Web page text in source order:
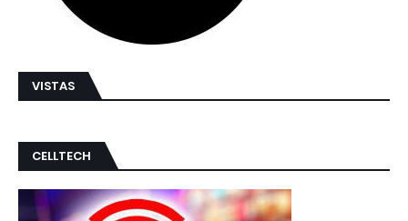
VISTAS
CELLTECH